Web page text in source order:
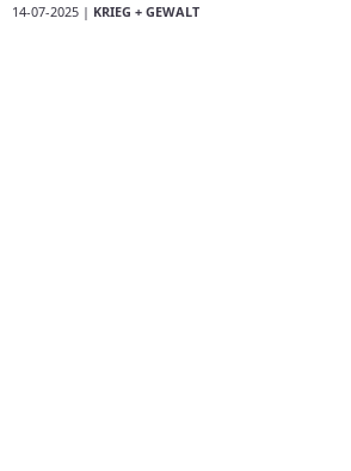
14-07-2025 | KRIEG + GEWALT